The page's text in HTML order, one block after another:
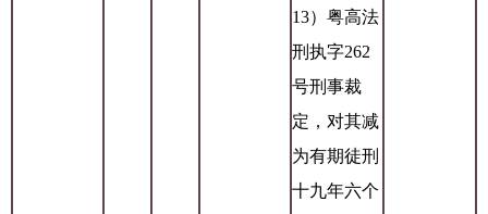
13）粤高法
刑执字262
号刑事裁
定，对其减
为有期徒刑
十九年六个